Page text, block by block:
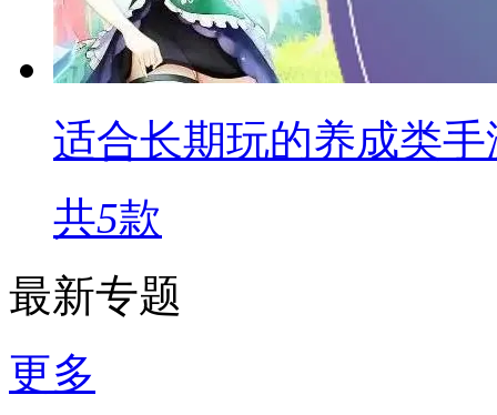
适合长期玩的养成类手
共5款
最新专题
更多